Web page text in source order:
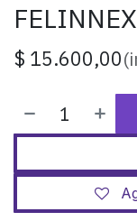
$ 15.600,00